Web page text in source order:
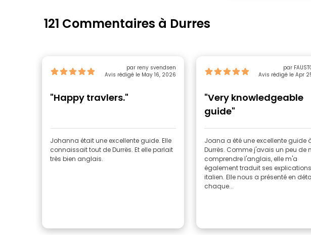
121 Commentaires à Durres
par reny svendsen
Avis rédigé le May 16, 2026
"Happy travlers."
Johanna était une excellente guide. Elle
connaissait tout de Durrës. Et elle parlait
très bien anglais.
par
Avis rédigé le Apr
"Very knowledgeable
guide"
Joana a été une excellente guide
Durrës. Comme j'avais un peu de
comprendre l'anglais, elle m'a
également traduit ses
italien. Elle nous a présenté en
chaque...